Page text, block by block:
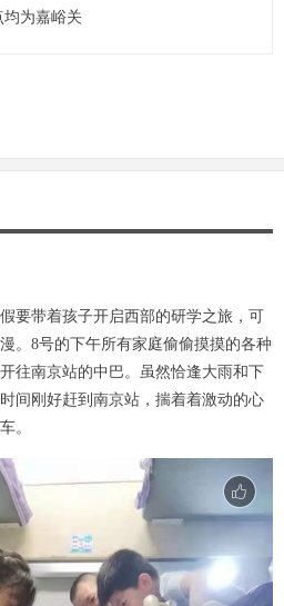
均为嘉峪关
带着孩子开启西部的研学之旅，可
。8号的下午所有家庭偷偷摸摸的各种
往南京站的中巴。虽然恰逢大雨和下
间刚好赶到南京站，揣着着激动的心
车。